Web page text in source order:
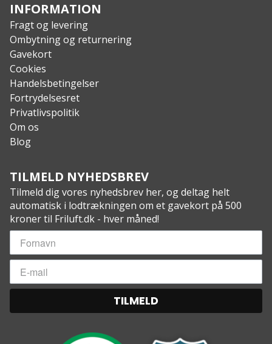
INFORMATION
Fragt og levering
Ombytning og returnering
Gavekort
Cookies
Handelsbetingelser
Fortrydelsesret
Privatlivspolitik
Om os
Blog
TILMELD NYHEDSBREV
Tilmeld dig vores nyhedsbrev her, og deltag helt
automatisk i lodtrækningen om et gavekort på 500
kroner til Friluft.dk - hver måned!
TILMELD